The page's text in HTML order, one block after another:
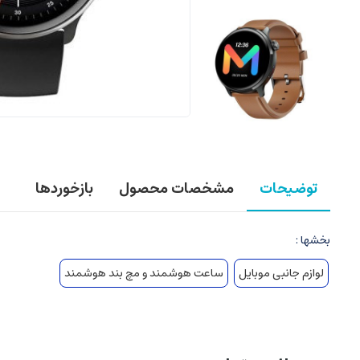
توضیحات مشخصات محصول بازخوردها
بخشها :
لوازم جانبی موبایل
ساعت هوشمند و مچ بند هوشمند